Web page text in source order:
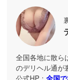
全国各地に散ら
のデリヘル通が